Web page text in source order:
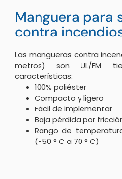
Manguera para
contra
Las mangueras contra
metros) son UL/FM
características:
100% poliéster
Compacto y ligero
Fácil de implementar
Baja pérdida por
Rango de
(-50 ° C a 70 ° C)